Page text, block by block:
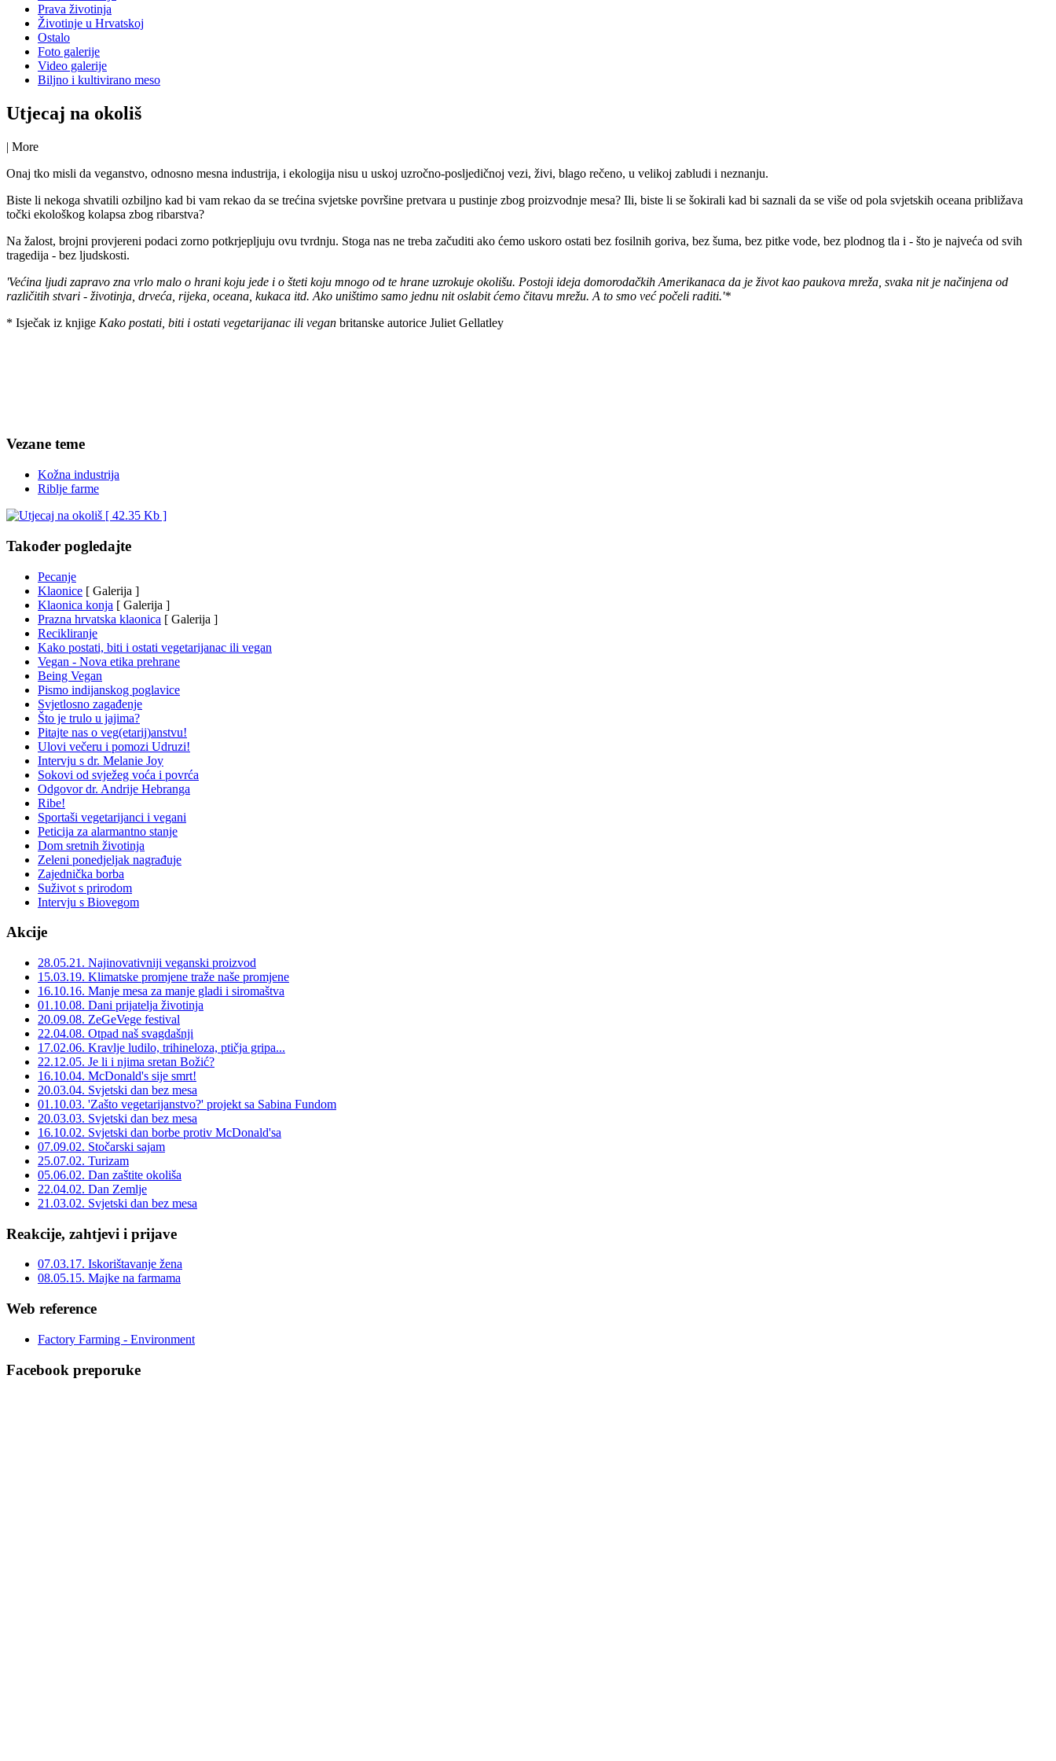
Prava životinja
Životinje u Hrvatskoj
Ostalo
Foto galerije
Video galerije
Biljno i kultivirano meso
Utjecaj na okoliš
| More
Onaj tko misli da veganstvo, odnosno mesna industrija, i ekologija nisu u uskoj uzročno-posljedičnoj vezi, živi, blago rečeno, u velikoj zabludi i neznanju.
Biste li nekoga shvatili ozbiljno kad bi vam rekao da se trećina svjetske površine pretvara u pustinje zbog proizvodnje mesa? Ili, biste li se šokirali kad bi saznali da se više od pola svjetskih oceana približava
točki ekološkog kolapsa zbog ribarstva?
Na žalost, brojni provjereni podaci zorno potkrjepljuju ovu tvrdnju. Stoga nas ne treba začuditi ako ćemo uskoro ostati bez fosilnih goriva, bez šuma, bez pitke vode, bez plodnog tla i - što je najveća od svih
tragedija - bez ljudskosti.
'Većina ljudi zapravo zna vrlo malo o hrani koju jede i o šteti koju mnogo od te hrane uzrokuje okolišu. Postoji ideja domorodačkih Amerikanaca da je život kao paukova mreža, svaka nit je načinjena od
različitih stvari - životinja, drveća, rijeka, oceana, kukaca itd. Ako uništimo samo jednu nit oslabit ćemo čitavu mrežu. A to smo već počeli raditi.'*
* Isječak iz knjige Kako postati, biti i ostati vegetarijanac ili vegan britanske autorice Juliet Gellatley
Vezane teme
Kožna industrija
Riblje farme
Također pogledajte
Pecanje
Klaonice [ Galerija ]
Klaonica konja [ Galerija ]
Prazna hrvatska klaonica [ Galerija ]
Recikliranje
Kako postati, biti i ostati vegetarijanac ili vegan
Vegan - Nova etika prehrane
Being Vegan
Pismo indijanskog poglavice
Svjetlosno zagađenje
Što je trulo u jajima?
Pitajte nas o veg(etarij)anstvu!
Ulovi večeru i pomozi Udruzi!
Intervju s dr. Melanie Joy
Sokovi od svježeg voća i povrća
Odgovor dr. Andrije Hebranga
Ribe!
Sportaši vegetarijanci i vegani
Peticija za alarmantno stanje
Dom sretnih životinja
Zeleni ponedjeljak nagrađuje
Zajednička borba
Suživot s prirodom
Intervju s Biovegom
Akcije
28.05.21. Najinovativniji veganski proizvod
15.03.19. Klimatske promjene traže naše promjene
16.10.16. Manje mesa za manje gladi i siromaštva
01.10.08. Dani prijatelja životinja
20.09.08. ZeGeVege festival
22.04.08. Otpad naš svagdašnji
17.02.06. Kravlje ludilo, trihineloza, ptičja gripa...
22.12.05. Je li i njima sretan Božić?
16.10.04. McDonald's sije smrt!
20.03.04. Svjetski dan bez mesa
01.10.03. 'Zašto vegetarijanstvo?' projekt sa Sabina Fundom
20.03.03. Svjetski dan bez mesa
16.10.02. Svjetski dan borbe protiv McDonald'sa
07.09.02. Stočarski sajam
25.07.02. Turizam
05.06.02. Dan zaštite okoliša
22.04.02. Dan Zemlje
21.03.02. Svjetski dan bez mesa
Reakcije, zahtjevi i prijave
07.03.17. Iskorištavanje žena
08.05.15. Majke na farmama
Web reference
Factory Farming - Environment
Facebook preporuke